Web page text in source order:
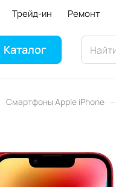
Трейд-ин Ремонт
Каталог
Смартфоны Apple iPhone –